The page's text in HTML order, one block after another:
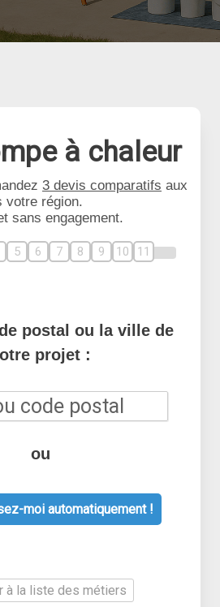
à chaleur
3 devis comparatifs aux
votre région.
sans engagement.
5 6 7 8 9 10 11
postal ou la ville de
projet :
ou
moi automatiquement !
à la liste des métiers